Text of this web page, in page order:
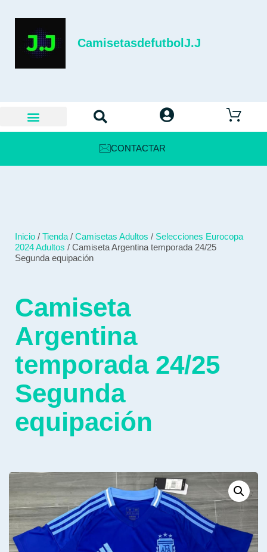
CamisetasdefutbolJ.J
CONTACTAR
Inicio / Tienda / Camisetas Adultos / Selecciones Eurocopa
2024 Adultos / Camiseta Argentina temporada 24/25
Segunda equipación
Camiseta
Argentina
temporada 24/25
Segunda
equipación